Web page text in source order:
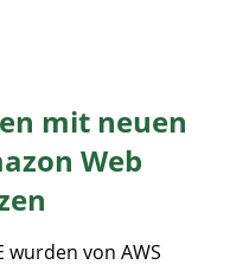
mit neuen
Web
wurden von AWS